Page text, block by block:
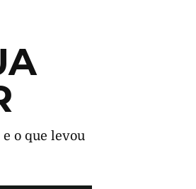
o que levou